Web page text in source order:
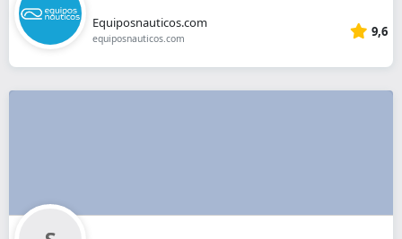
Equiposnauticos.com
equiposnauticos.com 9,6